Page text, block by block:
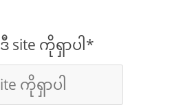
ဒီ site ကိုရှာပါ*